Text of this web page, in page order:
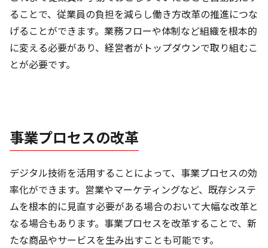
ることで、従業員の負担を減らし働き方改革の推進につな
げることができます。業務フローや体制など組織を根本的
に変える必要があり、経営者がトップダウンで取り組むこ
とが必要です。
事業プロセスの改革
デジタル技術を活用することによって、事業プロセスの効
率化ができます。営業やマーケティングなど、既存システ
ムを根本的に見直す必要がある場合のおいて大幅な改革と
なる場合もあります。事業プロセスを改革することで、新
たな商品やサービスを生み出すことも可能です。